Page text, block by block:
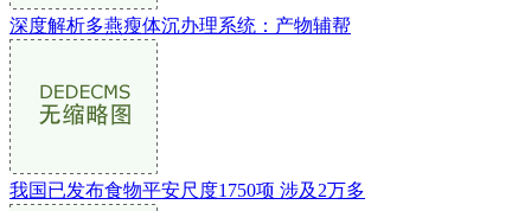
深度解析多燕瘦体沉办理系统：产物辅帮
我国已发布食物平安尺度1750项 涉及2万多